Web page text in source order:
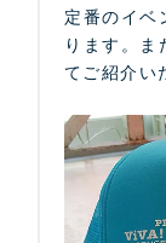
定番のイベ
ります。
てご紹介い